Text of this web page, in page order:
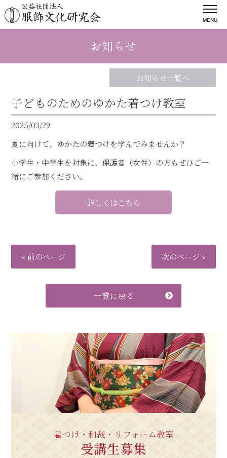
MENU
お知らせ
お知らせ一覧へ
子どものためのゆかた着つけ教室
2025/03/29
夏に向けて、ゆかたの着つけを学んでみませんか？
小学生・中学生を対象に、保護者（女性）の方もぜひご一
緒にご参加ください。
詳しくはこちら
« 前のページ 次のページ »
一覧に戻る
着つけ・和裁・リフォーム教室
受講生募集